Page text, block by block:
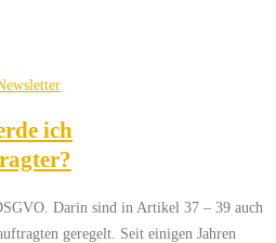
ich
Darin sind in Artikel 37 – 39 auch
geregelt. Seit einigen Jahren